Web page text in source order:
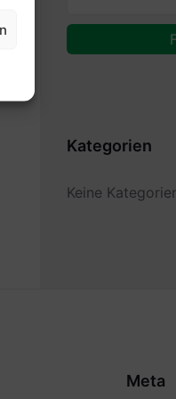
Kategorien
Keine
Meta